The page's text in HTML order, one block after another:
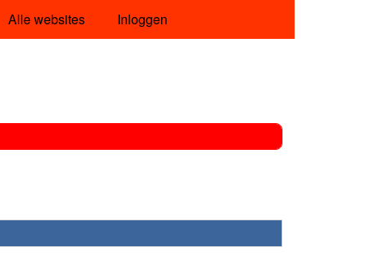
Alle websites Inloggen